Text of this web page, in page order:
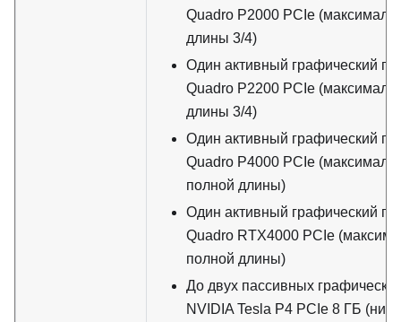
Quadro P2000 PCIe
длины 3/4)
Один активный графический
Quadro P2200 PCIe
длины 3/4)
Один активный графический
Quadro P4000 PCIe
полной длины)
Один активный графический
Quadro RTX4000 PCIe
полной длины)
До двух пассивных
NVIDIA Tesla P4 PCIe 8 ГБ